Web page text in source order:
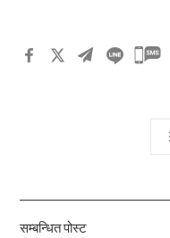
सम्बन्धित पोस्ट